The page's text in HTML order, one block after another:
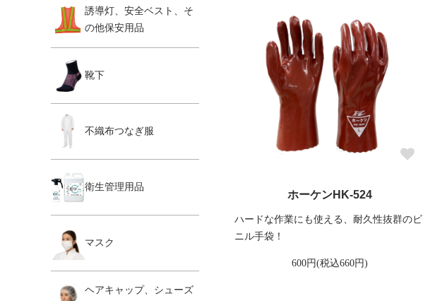
ホーケンHK-524
ハードな作業にも使える、耐久性抜群のビ
ニル手袋！
600円(税込660円)
誘導灯、安全ベスト、そ
の他保安用品
靴下
不織布つなぎ服
衛生管理用品
マスク
ヘアキャップ、シューズ